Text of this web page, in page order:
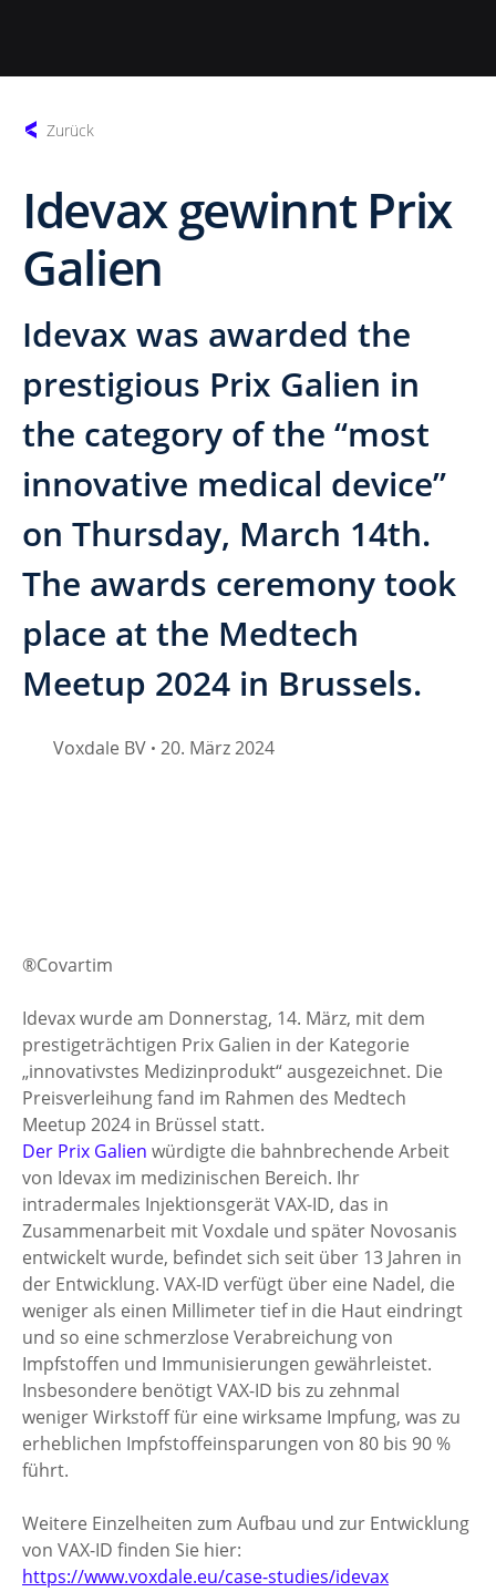
Idevax gewinnt Prix
Galien
Idevax was awarded the
prestigious Prix Galien in
the category of the “most
innovative medical device”
on Thursday, March 14th.
The awards ceremony took
place at the Medtech
Meetup 2024 in Brussels.
20. März 2024
Voxdale BV •
Zurück
®Covartim
Idevax wurde am Donnerstag, 14. März, mit dem
prestigeträchtigen Prix Galien in der Kategorie
„innovativstes Medizinprodukt“ ausgezeichnet. Die
Preisverleihung fand im Rahmen des Medtech
Meetup 2024 in Brüssel statt.
Der Prix Galien würdigte die bahnbrechende Arbeit
von Idevax im medizinischen Bereich. Ihr
intradermales Injektionsgerät VAX-ID, das in
Zusammenarbeit mit Voxdale und später Novosanis
entwickelt wurde, befindet sich seit über 13 Jahren in
der Entwicklung. VAX-ID verfügt über eine Nadel, die
weniger als einen Millimeter tief in die Haut eindringt
und so eine schmerzlose Verabreichung von
Impfstoffen und Immunisierungen gewährleistet.
Insbesondere benötigt VAX-ID bis zu zehnmal
weniger Wirkstoff für eine wirksame Impfung, was zu
erheblichen Impfstoffeinsparungen von 80 bis 90 %
führt.
Weitere Einzelheiten zum Aufbau und zur Entwicklung
von VAX-ID finden Sie hier:
https://www.voxdale.eu/case-studies/idevax